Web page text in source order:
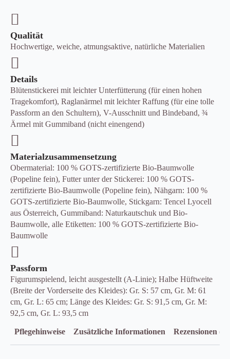
Qualität
Hochwertige, weiche, atmungsaktive, natürliche Materialien
Details
Blütenstickerei mit leichter Unterfütterung (für einen hohen
Tragekomfort), Raglanärmel mit leichter Raffung (für eine tolle
Passform an den Schultern), V-Ausschnitt und Bindeband, ¾
Ärmel mit Gummiband (nicht einengend)
Materialzusammensetzung
Obermaterial: 100 % GOTS-zertifizierte Bio-Baumwolle
(Popeline fein), Futter unter der Stickerei: 100 % GOTS-
zertifizierte Bio-Baumwolle (Popeline fein), Nähgarn: 100 %
GOTS-zertifizierte Bio-Baumwolle, Stickgarn: Tencel Lyocell
aus Österreich, Gummiband: Naturkautschuk und Bio-
Baumwolle, alle Etiketten: 100 % GOTS-zertifizierte Bio-
Baumwolle
Passform
Figurumspielend, leicht ausgestellt (A-Linie); Halbe Hüftweite
(Breite der Vorderseite des Kleides): Gr. S: 57 cm, Gr. M: 61
cm, Gr. L: 65 cm; Länge des Kleides: Gr. S: 91,5 cm, Gr. M:
92,5 cm, Gr. L: 93,5 cm
Pflegehinweise Zusätzliche Informationen Rezensionen (0)